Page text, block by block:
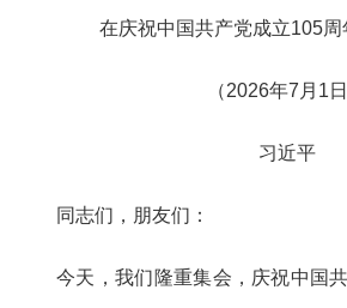
在庆祝中国共产党成立105
（2026年7月1日
习近平
同志们，朋友们：
今天，我们隆重集会，庆祝中国